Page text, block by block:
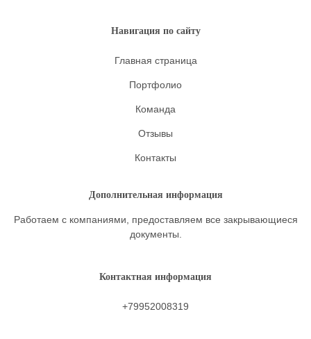
Навигация по сайту
Главная страница
Портфолио
Команда
Отзывы
Контакты
Дополнительная информация
Работаем с компаниями, предоставляем все закрывающиеся
документы.
Контактная информация
+79952008319